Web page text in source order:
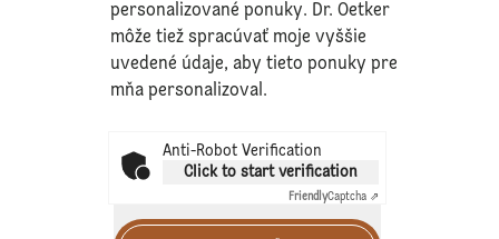
personalizované ponuky. Dr. Oetker
môže tiež spracúvať moje vyššie
uvedené údaje, aby tieto ponuky pre
mňa personalizoval.
Anti-Robot Verification
Click to start verification
FriendlyCaptcha ⇗